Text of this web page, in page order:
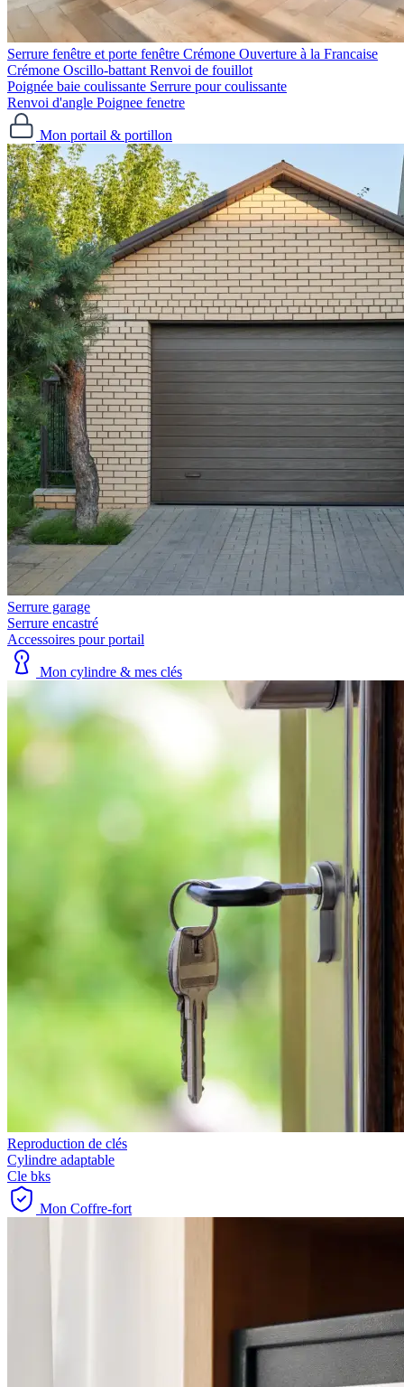
Serrure fenêtre et porte fenêtre
Crémone Ouverture à la Francaise
Crémone Oscillo-battant Renvoi de fouillot
Poignée baie coulissante Serrure pour coulissante
Renvoi d'angle Poignee fenetre
Mon portail & portillon
Serrure garage
Serrure encastré
Accessoires pour portail
Mon cylindre & mes clés
Reproduction de clés
Cylindre adaptable
Cle bks
Mon Coffre-fort